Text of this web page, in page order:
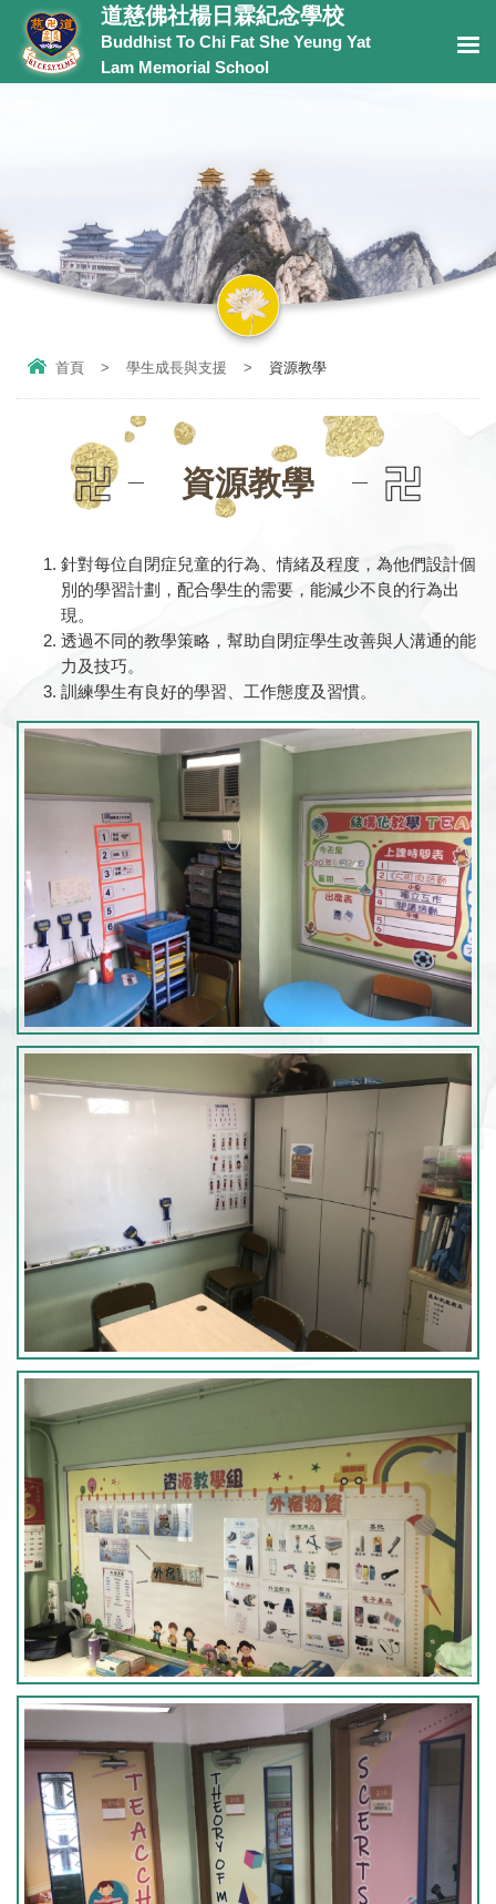
道慈佛社楊日霖紀念學校
Buddhist To Chi Fat She Yeung Yat
Lam Memorial School
首頁 > 學生成長與支援 > 資源教學
資源教學
針對每位自閉症兒童的行為、情緒及程度，為他們設計個
別的學習計劃，配合學生的需要，能減少不良的行為出
現。
透過不同的教學策略，幫助自閉症學生改善與人溝通的能
力及技巧。
訓練學生有良好的學習、工作態度及習慣。